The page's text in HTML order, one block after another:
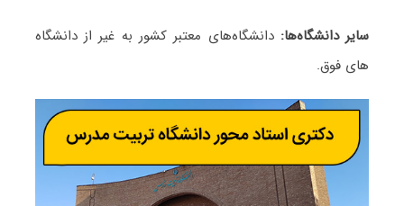
سایر دانشگاه‌ها: دانشگاه‌های معتبر کشور به غیر از دانشگاه
های فوق.